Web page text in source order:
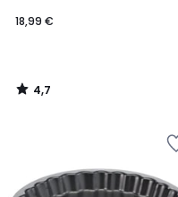
18,99 €
4,7
/